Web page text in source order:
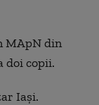
MApN din
doi copii.
Iaşi.